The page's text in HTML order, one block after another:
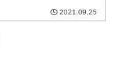
2021.09.25